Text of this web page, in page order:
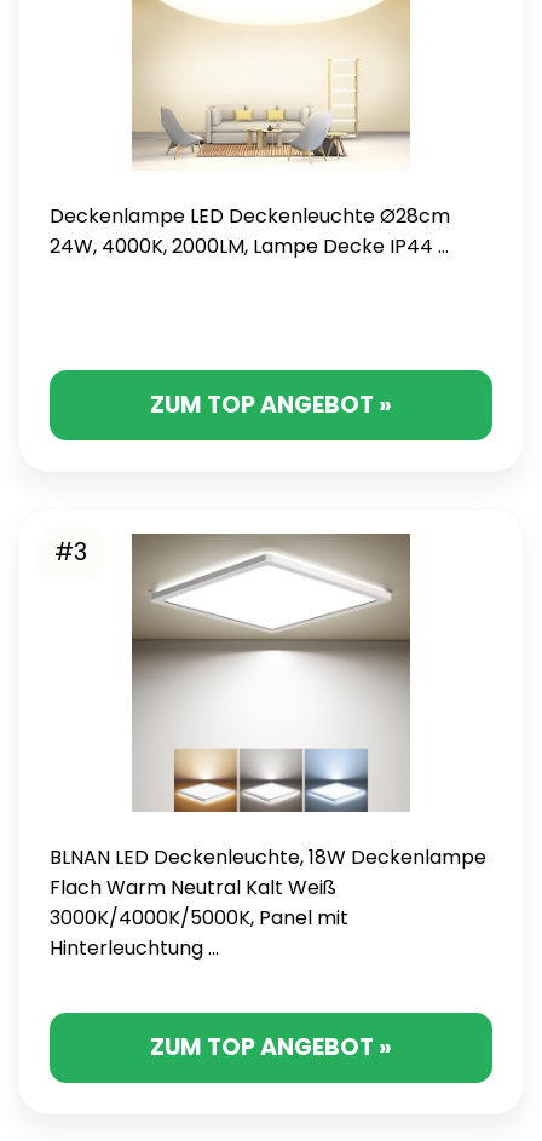
Deckenlampe LED Deckenleuchte Ø28cm
24W, 4000K, 2000LM, Lampe Decke IP44 ...
ZUM TOP ANGEBOT »
#3
BLNAN LED Deckenleuchte, 18W Deckenlampe
Flach Warm Neutral Kalt Weiß
3000K/4000K/5000K, Panel mit
Hinterleuchtung ...
ZUM TOP ANGEBOT »